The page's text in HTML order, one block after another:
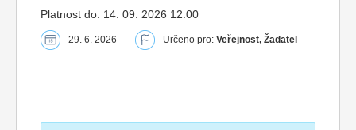
Platnost do: 14. 09. 2026 12:00
29. 6. 2026 Určeno pro: Veřejnost, Žadatel